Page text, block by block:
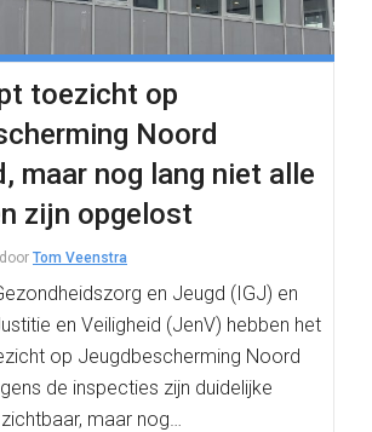
toezicht op
Noord
maar nog lang niet alle
zijn opgelost
door Tom Veenstra
en Jeugd (IGJ) en
en Veiligheid (JenV) hebben het
op Jeugdbescherming Noord
de inspecties zijn duidelijke
maar nog…